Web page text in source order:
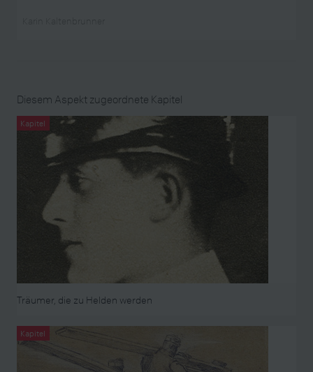
Diesem Aspekt zugeordnete Kapitel
Kapitel
Träumer, die zu Helden werden
Kapitel